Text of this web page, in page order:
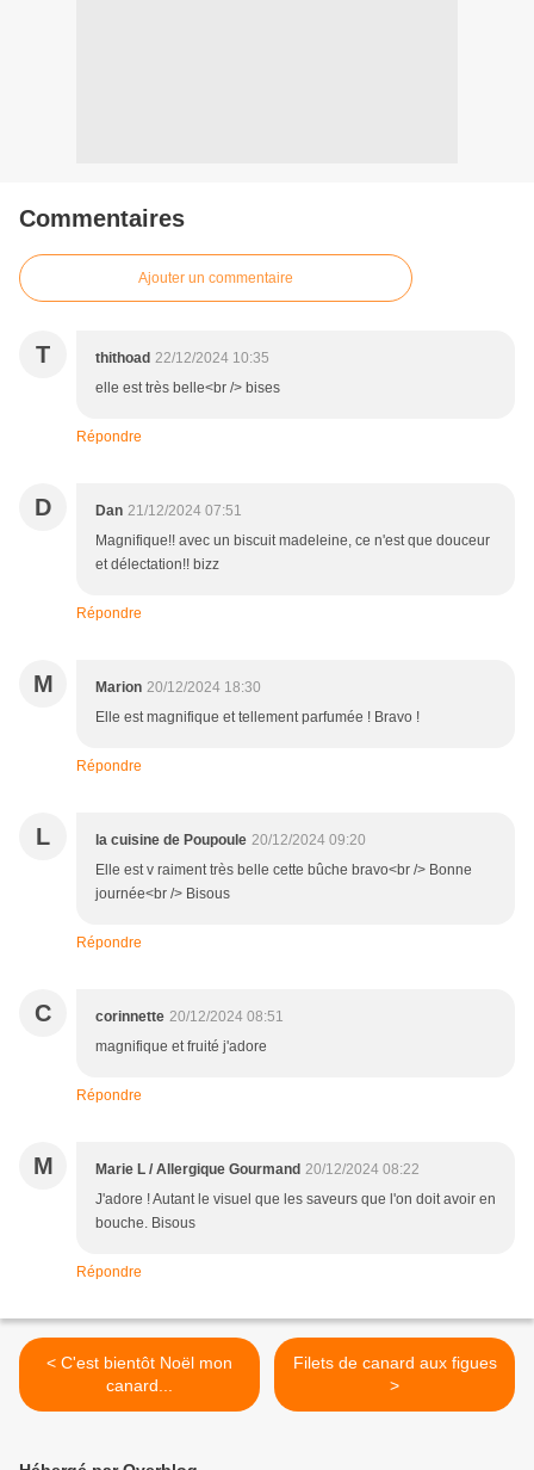
Commentaires
Ajouter un commentaire
T thithoad 22/12/2024 10:35
elle est très belle<br /> bises
Répondre
D Dan 21/12/2024 07:51
Magnifique!! avec un biscuit madeleine, ce n'est que douceur
et délectation!! bizz
Répondre
M Marion 20/12/2024 18:30
Elle est magnifique et tellement parfumée ! Bravo !
Répondre
L la cuisine de Poupoule 20/12/2024 09:20
Elle est v raiment très belle cette bûche bravo<br /> Bonne
journée<br /> Bisous
Répondre
C corinnette 20/12/2024 08:51
magnifique et fruité j'adore
Répondre
M Marie L / Allergique Gourmand 20/12/2024 08:22
J'adore ! Autant le visuel que les saveurs que l'on doit avoir en
bouche. Bisous
Répondre
< C'est bientôt Noël mon
canard...
Filets de canard aux figues
>